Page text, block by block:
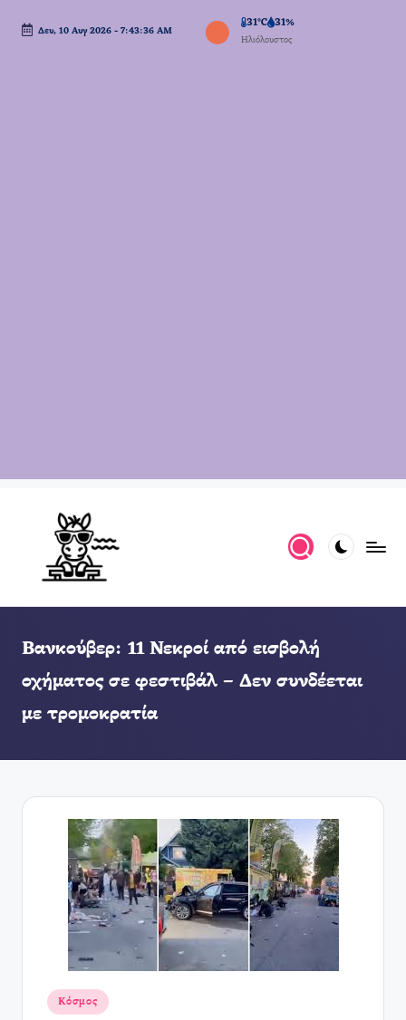
Μετάβαση
Δευ, 10 Αυγ 2026- 7:43:37 AM
31°C 31%
Ηλιόλουστος
Βανκούβερ: 11 Νεκροί από εισβολή
οχήματος σε φεστιβάλ – Δεν συνδέεται
με τρομοκρατία
Αναρτήθηκε
σε
Κόσμος